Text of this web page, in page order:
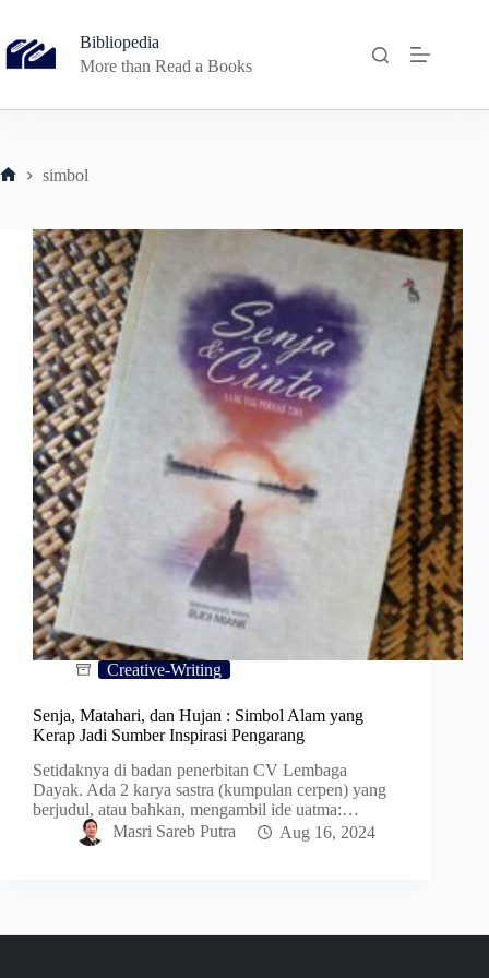
content
Bibliopedia
More than Read a Books
simbol
Creative-Writing
Senja, Matahari, dan Hujan : Simbol Alam yang
Kerap Jadi Sumber Inspirasi Pengarang
Setidaknya di badan penerbitan CV Lembaga
Dayak. Ada 2 karya sastra (kumpulan cerpen) yang
berjudul, atau bahkan, mengambil ide uatma:…
Masri Sareb Putra
Aug 16, 2024